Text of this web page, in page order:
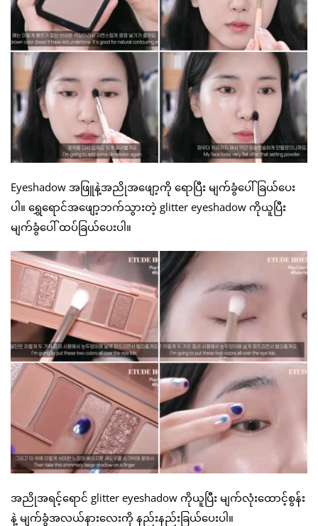
Eyeshadow အဖြူနဲ့အညိုအဖျော့ကို ရောပြီး မျက်ခွံပေါ်ခြယ်ပေး
ပါ။ ရွှေရောင်အဖျော့ဘက်သွားတဲ့ glitter eyeshadow ကိုယူပြီး
မျက်ခွံပေါ် ထပ်ခြယ်ပေးပါ။
အညိုအရင့်ရောင် glitter eyeshadow ကိုယူပြီး မျက်လုံးထောင့်စွန်း
နဲ့ မျက်ခွံအလယ်နားလေးကို နည်းနည်းခြယ်ပေးပါ။